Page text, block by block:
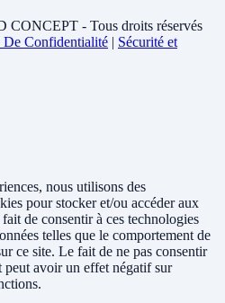
- Tous droits réservés
De Confidentialité | Sécurité et
nous utilisons des
pour stocker et/ou accéder aux
de consentir à ces technologies
telles que le comportement de
ce site. Le fait de ne pas consentir
peut avoir un effet négatif sur